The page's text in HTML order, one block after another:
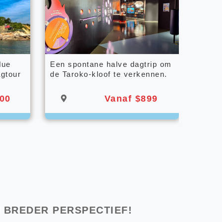
Een spontane halve dagtrip om
de Taroko-kloof te verkennen.
Vanaf $899
PERSPECTIEF!